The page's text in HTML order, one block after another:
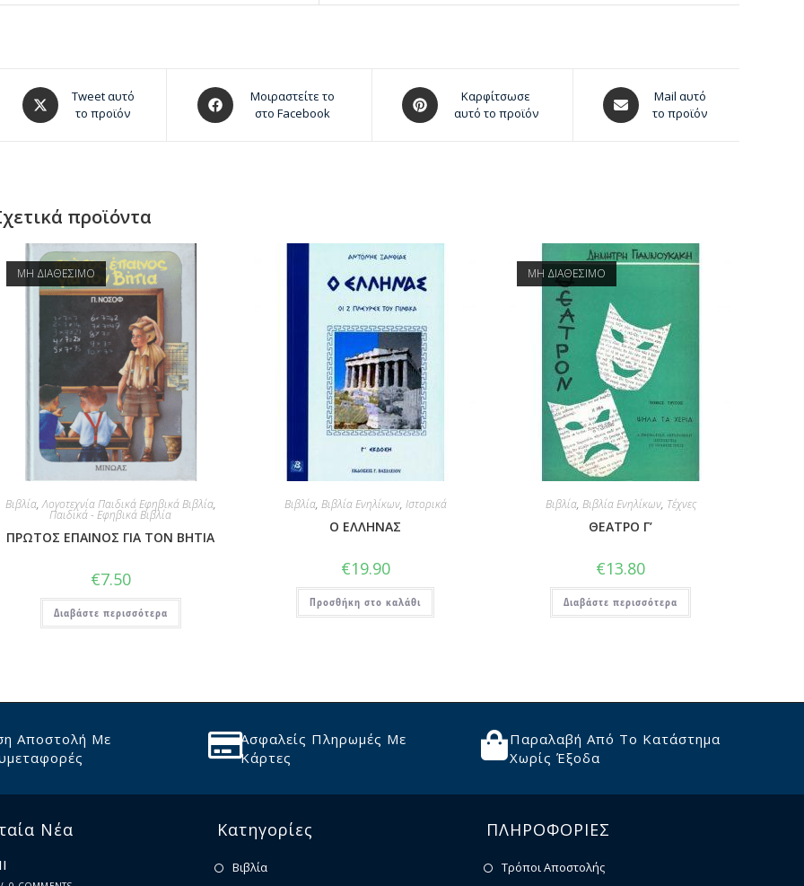
Tweet αυτό
το προϊόν
Μοιραστείτε το
στο Facebook
Καρφίτσωσε
αυτό το προϊόν
Mail αυτό
το προϊόν
προϊόντα
ΜΗ ΔΙΑΘΕΣΙΜΟ
Βιβλία,Λογοτεχνία Παιδικά Εφηβικά Βιβλία,
Παιδικά - Εφηβικά Βιβλία
ΠΡΩΤΟΣ ΕΠΑΙΝΟΣ ΓΙΑ ΤΟΝ ΒΗΤΙΑ
€7.50
Διαβάστε περισσότερα
Βιβλία, Βιβλία Ενηλίκων, Ιστορικά
Ο ΕΛΛΗΝΑΣ
€19.90
Προσθήκη στο καλάθι
ΜΗ ΔΙΑΘΕΣΙΜΟ
Βιβλία, Βιβλία Ενηλίκων, Τέχνες
ΘΕΑΤΡΟ Γ’
€13.80
Διαβάστε περισσότερα
Αποστολή Με
Ασφαλείς Πληρωμές Με
Κάρτες
Παραλαβή Από Το Κατάστημα
Χωρίς Έξοδα
Νέα Κατηγορίες
Βιβλία
ΠΛΗΡΟΦΟΡΙΕΣ
Τρόποι Αποστολής